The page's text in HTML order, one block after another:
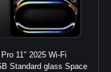
11″ 2025 Wi-Fi
Standard glass Space